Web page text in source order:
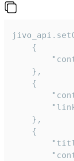
    {
    },
    {
    },
    {